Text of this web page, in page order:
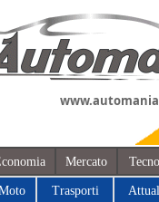
Mercato
Trasporti